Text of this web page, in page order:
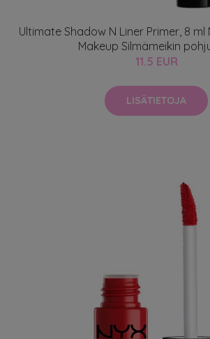
Ultimate Shadow N Liner Primer, 8 ml
Makeup Silmämeikin
11.5 EUR
LISÄTIETOJA